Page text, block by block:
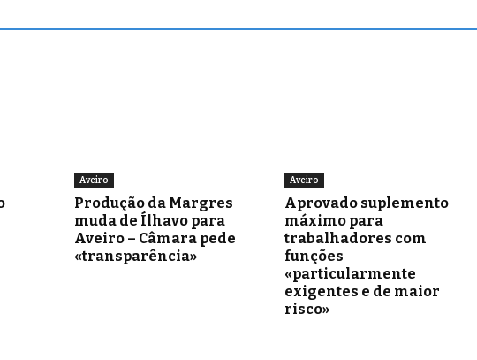
Aveiro
Produção da Margres
muda de Ílhavo para
Aveiro – Câmara pede
«transparência»
Aveiro
Aprovado suplemento
máximo para
trabalhadores com
funções
«particularmente
exigentes e de maior
risco»